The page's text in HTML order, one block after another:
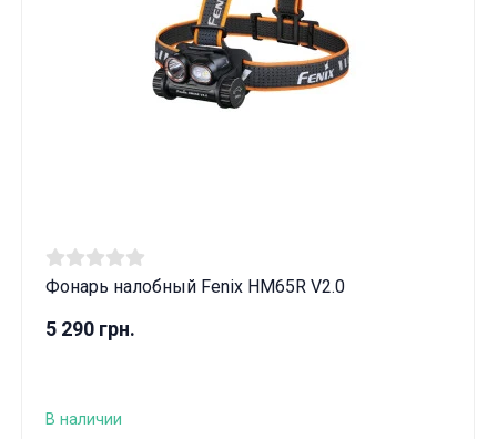
Фонарь налобный Fenix HM65R V2.0
5 290 грн.
В наличии